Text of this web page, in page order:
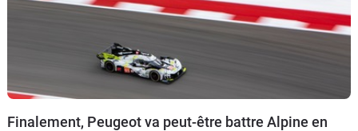
Finalement, Peugeot va peut-être battre Alpine en